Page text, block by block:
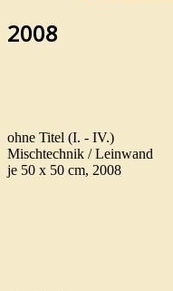
2008
ohne Titel (I. - IV.)
Mischtechnik / Leinwand
je 50 x 50 cm, 2008